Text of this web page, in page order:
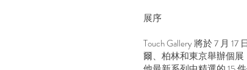
展序​
Touch Gallery 將於 7 月
爾、柏林和東京舉辦個